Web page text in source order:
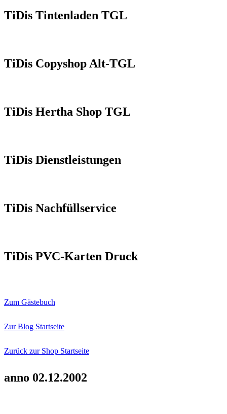
TiDis Tintenladen TGL
TiDis Copyshop Alt-TGL
TiDis Hertha Shop TGL
TiDis Dienstleistungen
TiDis Nachfüllservice
TiDis PVC-Karten Druck
Zum Gästebuch
Zur Blog Startseite
Zurück zur Shop Startseite
anno 02.12.2002